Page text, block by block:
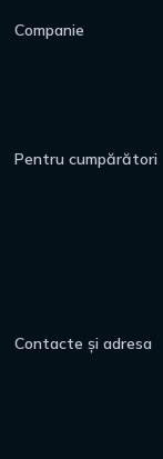
Companie
Pentru cumpărători
Contacte și adresa